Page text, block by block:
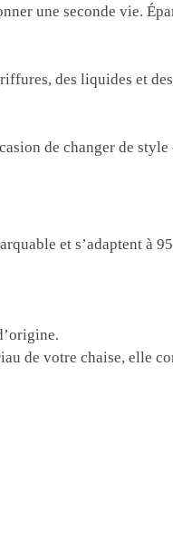
une seconde vie.
des liquides et
de changer de
et s’adaptent à
de votre chaise, elle